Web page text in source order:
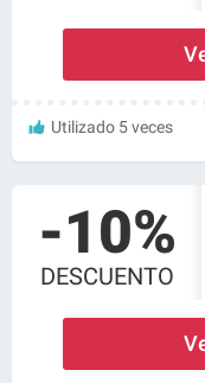
Utilizado 5 veces
-10%
DESCUENTO